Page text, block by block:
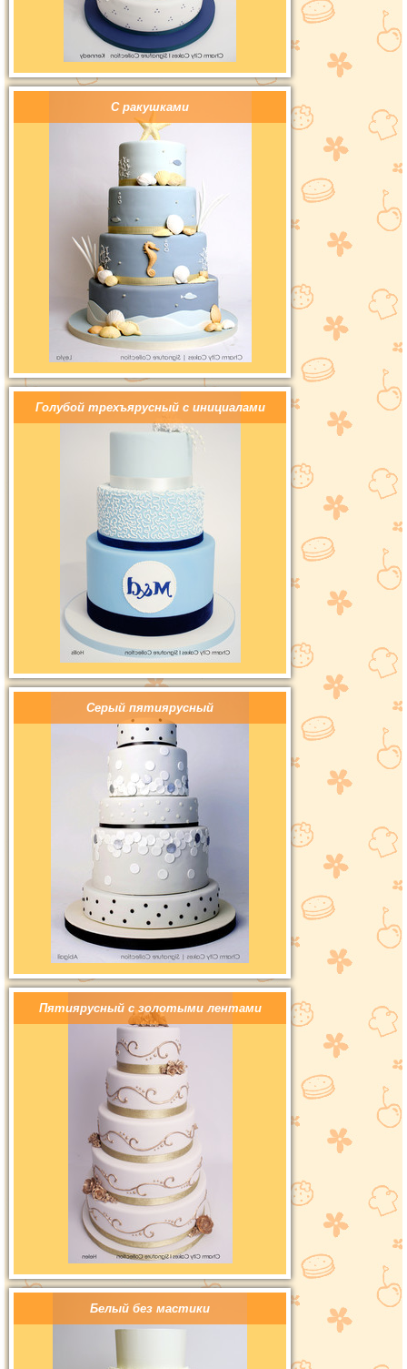
С ракушками
Голубой трехъярусный с инициалами
Серый пятиярусный
Пятиярусный с золотыми лентами
Белый без мастики